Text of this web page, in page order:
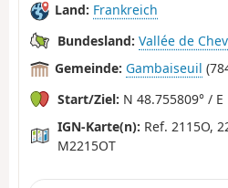
Land: Frankreich
Bundesland: Vallée de
Gemeinde: Gambaiseuil
Start/Ziel: N 48.755809° / E
IGN-Karte(n): Ref. 2115O,
M2215OT